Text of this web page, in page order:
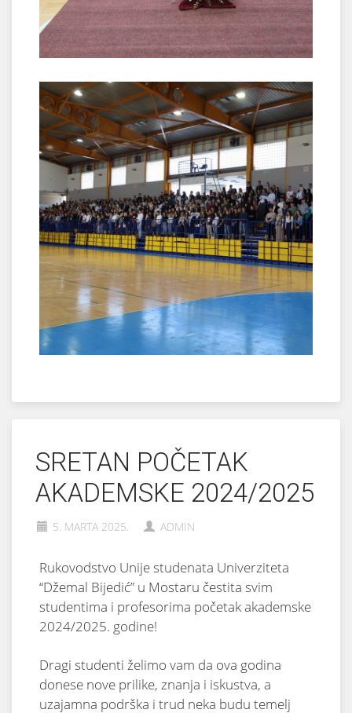
SRETAN POČETAK
AKADEMSKE 2024/2025
5. MARTA 2025. ADMIN
Rukovodstvo Unije studenata Univerziteta
“Džemal Bijedić” u Mostaru čestita svim
studentima i profesorima početak akademske
2024/2025. godine!
Dragi studenti želimo vam da ova godina
donese nove prilike, znanja i iskustva, a
uzajamna podrška i trud neka budu temelj